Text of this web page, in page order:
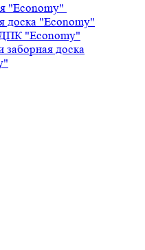
"Economy"
доска "Economy"
"Economy"
заборная доска